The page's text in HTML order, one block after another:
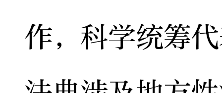
作，科学统筹